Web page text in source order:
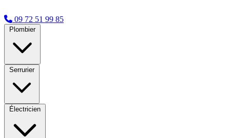
09 72 51 99 85
Plombier
Serrurier
Électricien